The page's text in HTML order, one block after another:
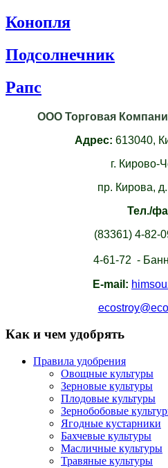
Конопля
Подсолнечник
Рапс
ООО Торговая
Адрес: 613040,
г. Кирово-
пр. Кирова,
Тел./
(83361) 4-82-
4-61-72 -
E-mail:
Как и чем удобрять
Правила удобрения
Овощные культуры
Зерновые культуры
Плодовые культуры
Зернобобовые
Ягодные кустарники
Бахчевые культуры
Масличные культуры
Травяные культуры